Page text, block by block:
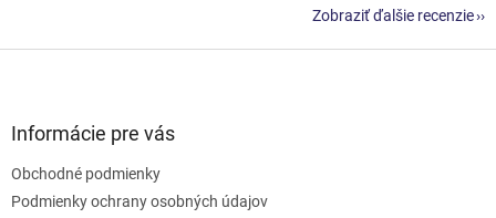
Zobraziť ďalšie recenzie
Informácie pre vás
Obchodné podmienky
Podmienky ochrany osobných údajov